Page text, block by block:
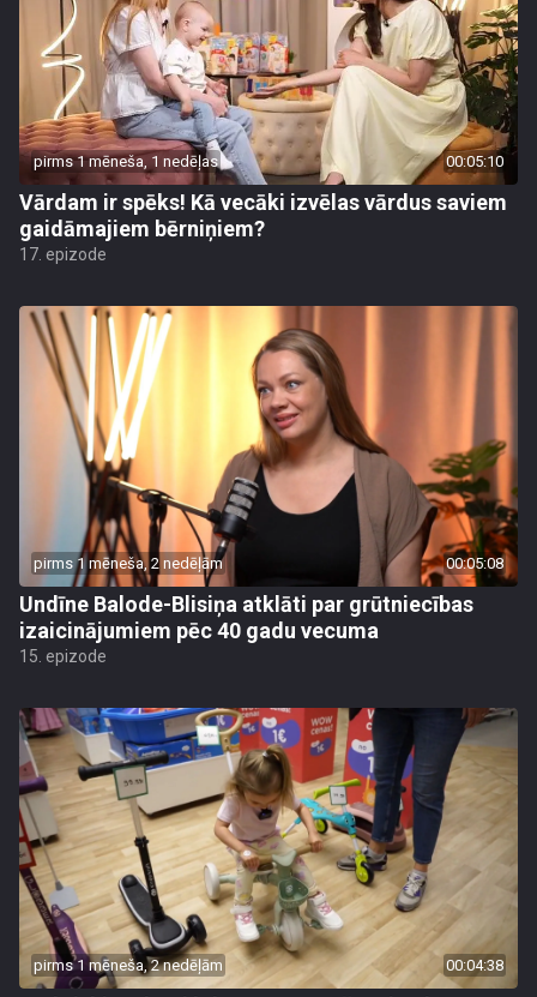
pirms 1 mēneša, 1 nedēļas 00:05:10
Vārdam ir spēks! Kā vecāki izvēlas vārdus saviem
gaidāmajiem bērniņiem?
17. epizode
pirms 1 mēneša, 2 nedēļām 00:05:08
Undīne Balode-Blisiņa atklāti par grūtniecības
izaicinājumiem pēc 40 gadu vecuma
15. epizode
pirms 1 mēneša, 2 nedēļām 00:04:38